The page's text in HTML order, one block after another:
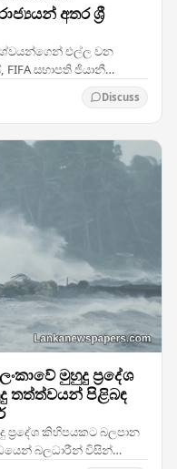
අතර ශ්‍රී
එල්ල වන
සභාපති ජියානී
රටවල් කණ්ඩායමක් අතර…
Discuss
මුහුදු ප්‍රදේශ
තත්ත්වයන් පිළිබඳ
ප්‍රදේශ කිහිපයකට බලපාන
බලධාරීන් විසින්